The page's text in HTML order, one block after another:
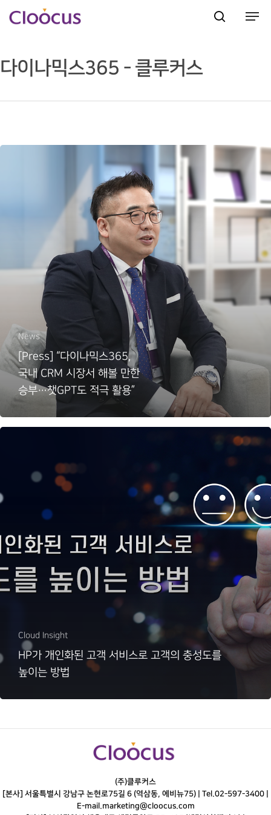
Hit enter to search or ESC to close
다이나믹스365 - 클루커스
News
[Press] “다이나믹스365,
국내 CRM 시장서 해볼 만한
승부…챗GPT도 적극 활용”
Cloud Insight
HP가 개인화된 고객 서비스로 고객의 충성도를
높이는 방법
(주)클루커스
[본사] 서울특별시 강남구 논현로75길 6 (역삼동, 에비뉴75) | Tel.02-597-3400
E-mail. marketing@cloocus.com